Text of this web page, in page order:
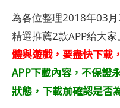
為各位整理2018年03月
精選推薦2款APP給大
體與遊戲，要盡快下載
APP下載內容，不保證
狀態，下載前確認是否